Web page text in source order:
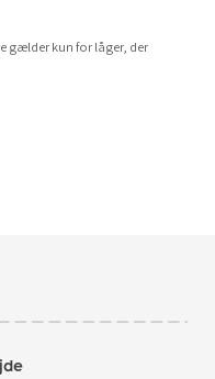
gælder kun for låger, der